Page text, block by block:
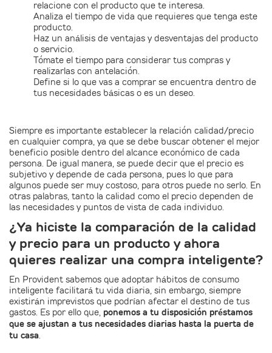
relacione con el producto que te interesa.
Analiza el tiempo de vida que requieres que tenga este
producto.
Haz un análisis de ventajas y desventajas del producto
o servicio.
Tómate el tiempo para considerar tus compras y
realizarlas con antelación.
Define si lo que vas a comprar se encuentra dentro de
tus necesidades básicas o es un deseo.
Siempre es importante establecer la relación calidad/precio
en cualquier compra, ya que se debe buscar obtener el mejor
beneficio posible dentro del alcance económico de cada
persona. De igual manera, se puede decir que el precio es
subjetivo y depende de cada persona, pues lo que para
algunos puede ser muy costoso, para otros puede no serlo. En
otras palabras, tanto la calidad como el precio dependen de
las necesidades y puntos de vista de cada individuo.
¿Ya hiciste la comparación de la calidad
y precio para un producto y ahora
quieres realizar una compra inteligente?
En Provident sabemos que adoptar hábitos de consumo
inteligente facilitará tu vida diaria, sin embargo, siempre
existirán imprevistos que podrían afectar el destino de tus
gastos. Es por ello que, ponemos a tu disposición préstamos
que se ajustan a tus necesidades diarias hasta la puerta de
tu casa.